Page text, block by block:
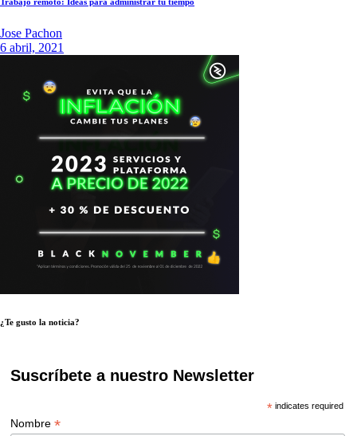
Jose Pachon
6 abril, 2021
¿Te gusto la noticia?
Suscríbete a nuestro Newsletter
*indicates required
Nombre*